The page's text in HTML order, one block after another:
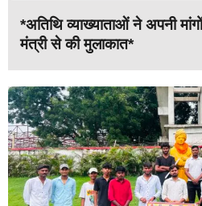
*अतिथि व्याख्याताओं ने अपनी
मंत्री से की मुलाकात*